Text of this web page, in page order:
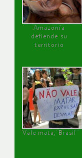
Amazonía
defiende su
territorio
Vale mata, Brasil